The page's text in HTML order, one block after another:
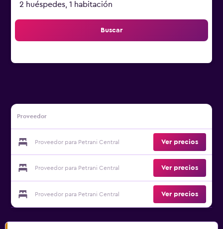
2 huéspedes, 1 habitación
Buscar
Proveedor
Proveedor para Petrani Central Ver precios
Proveedor para Petrani Central Ver precios
Proveedor para Petrani Central Ver precios